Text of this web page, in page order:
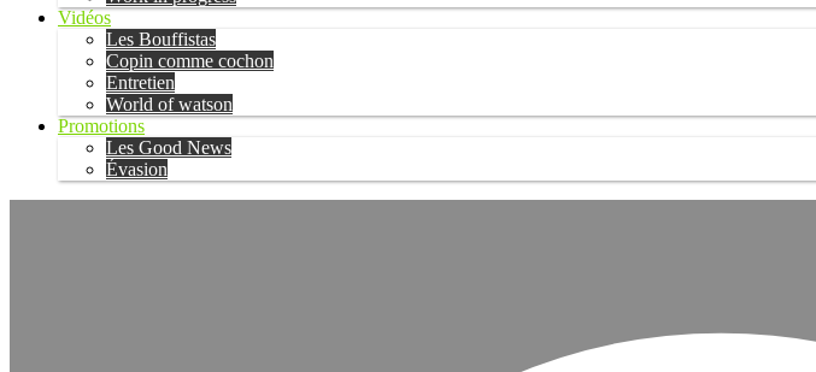
Vidéos
Les Bouffistas
Copin comme cochon
Entretien
World of watson
Promotions
Les Good News
Évasion